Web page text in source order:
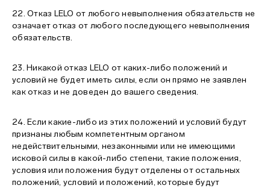
22. Отказ LELO от любого невыполнения обязательств не
означает отказ от любого последующего невыполнения
обязательств.
23. Никакой отказ LELO от каких-либо положений и
условий не будет иметь силы, если он прямо не заявлен
как отказ и не доведен до вашего сведения.
24. Если какие-либо из этих положений и условий будут
признаны любым компетентным органом
недействительными, незаконными или не имеющими
исковой силы в какой-либо степени, такие положения,
условия или положения будут отделены от остальных
положений, условий и положений, которые будут